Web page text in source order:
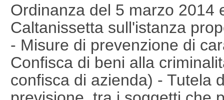
Ordinanza del 5 marzo 2014
Caltanissetta sull'istanza
- Misure di prevenzione di
Confisca di beni alla
confisca di azienda) - Tutela